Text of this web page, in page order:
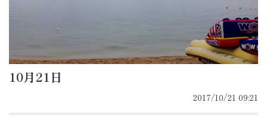
10月21日
2017/10/21 09:21